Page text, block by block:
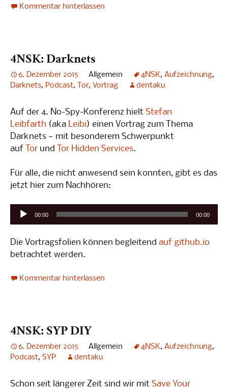
Kommentar hinterlassen
4NSK: Darknets
6. Dezember 2015 Allgemein 4NSK, Aufzeichnung,
Darknets, Podcast, Tor, Vortrag dentaku
Auf der 4. No-Spy-Konferenz hielt Stefan
Leibfarth (aka Leibi) einen Vortrag zum Thema
Darknets — mit besonderem Schwerpunkt
auf Tor und Tor Hidden Services.
Für alle, die nicht anwesend sein konnten, gibt es das
jetzt hier zum Nachhören:
Audio-
00:00 00:00
Die Vortragsfolien können begleitend auf github.io
betrachtet werden.
Kommentar hinterlassen
4NSK: SYP DIY
6. Dezember 2015 Allgemein 4NSK, Aufzeichnung,
Podcast, SYP dentaku
Schon seit längerer Zeit sind wir mit Save Your